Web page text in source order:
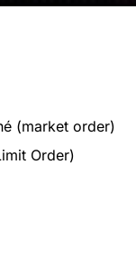
(market order)
Order)